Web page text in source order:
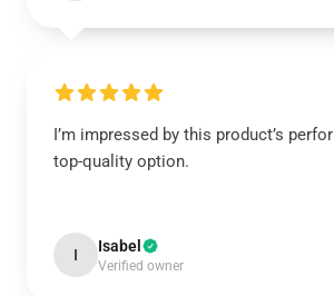
I’m impressed by this product’s
top-quality option.
I Isabel
Verified owner